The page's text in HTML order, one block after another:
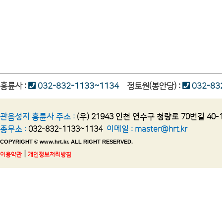
흥륜사 : 032-832-1133~1134정토원(봉안당) : 032-
관음성지 흥륜사 주소 : (우) 21943 인천 연수구 청량로 70번길 40-
종무소 : 032-832-1133~1134 이메일 : master@hrt.kr
COPYRIGHT © www.hrt.kr. ALL RIGHT RESERVED.
이용약관| 개인정보처리방침